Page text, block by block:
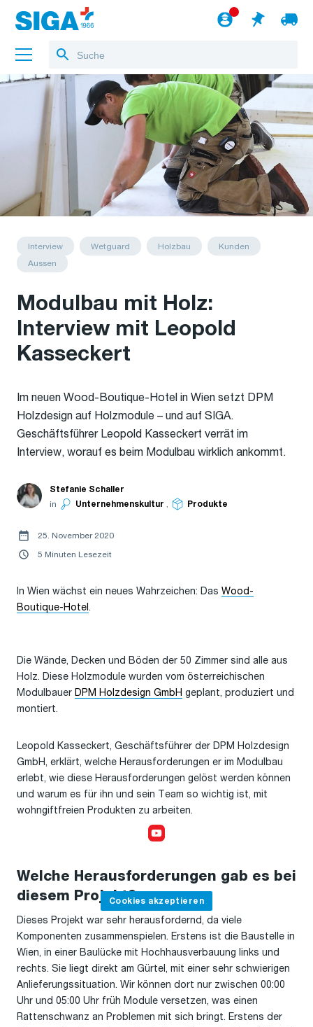
Über uns
Referenzen
Blog
Deutsch
Interview Wetguard Holzbau
Kunden
Aussen
Modulbau mit Holz:
Interview mit Leopold
Kasseckert
Im neuen Wood-Boutique-Hotel in Wien setzt DPM
Holzdesign auf Holzmodule – und auf SIGA.
Geschäftsführer Leopold Kasseckert verrät im
Interview, worauf es beim Modulbau wirklich ankommt.
Stefanie Schaller
in
Unternehmenskultur , Produkte
25. November 2020
5 Minuten Lesezeit
In Wien wächst ein neues Wahrzeichen: Das Wood-
Boutique-Hotel .
Die Wände, Decken und Böden der 50 Zimmer sind alle aus
Holz. Diese Holzmodule wurden vom österreichischen
Modulbauer DPM Holzdesign GmbH geplant, produziert und
montiert.
Leopold Kasseckert, Geschäftsführer der DPM Holzdesign
GmbH, erklärt, welche Herausforderungen er im Modulbau
erlebt, wie diese Herausforderungen gelöst werden können
und warum es für ihn und sein Team so wichtig ist, mit
wohngiftfreien Produkten zu arbeiten.
Cookies akzeptieren
Welche Herausforderungen gab es bei
diesem Projekt?
Dieses Projekt war sehr herausfordernd, da viele
Komponenten zusammenspielen. Erstens ist die Baustelle in
Wien, in einer Baulücke mit Hochhausverbauung links und
rechts. Sie liegt direkt am Gürtel, mit einer sehr schwierigen
Anlieferungssituation. Wir können dort nur zwischen 00:00
Uhr und 05:00 Uhr früh Module versetzen, was einen
Rattenschwanz an Problemen mit sich bringt. Erstens der